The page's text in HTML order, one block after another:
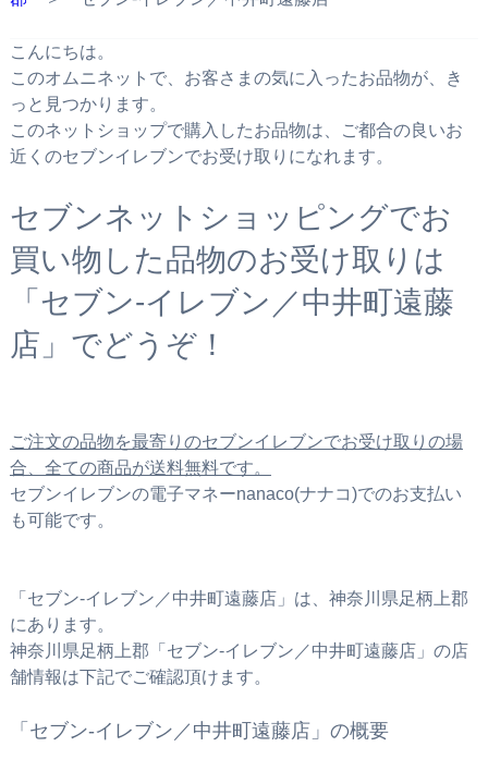
こんにちは。
このオムニネットで、お客さまの気に入ったお品物が、き
っと見つかります。
このネットショップで購入したお品物は、ご都合の良いお
近くのセブンイレブンでお受け取りになれます。
セブンネットショッピングでお
買い物した品物のお受け取りは
「セブン‐イレブン／中井町遠藤
店」でどうぞ！
ご注文の品物を最寄りのセブンイレブンでお受け取りの場
合、全ての商品が送料無料です。
セブンイレブンの電子マネーnanaco(ナナコ)でのお支払い
も可能です。
「セブン‐イレブン／中井町遠藤店」は、神奈川県足柄上郡
にあります。
神奈川県足柄上郡「セブン‐イレブン／中井町遠藤店」の店
舗情報は下記でご確認頂けます。
「セブン‐イレブン／中井町遠藤店」の概要